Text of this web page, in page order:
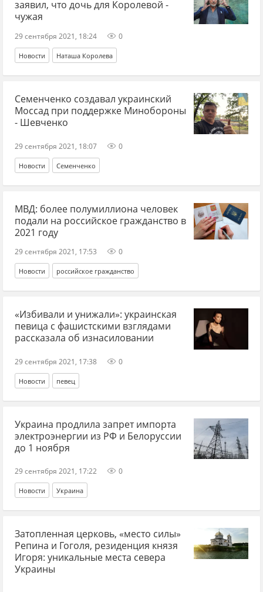
заявил, что дочь для Королевой -
чужая
29 сентября 2021, 18:24 0
Новости Наташа Королева
Семенченко создавал украинский
Моссад при поддержке Минобороны
- Шевченко
29 сентября 2021, 18:07 0
Новости Семенченко
МВД: более полумиллиона человек
подали на российское гражданство в
2021 году
29 сентября 2021, 17:53 0
Новости российское гражданство
«Избивали и унижали»: украинская
певица с фашистскими взглядами
рассказала об изнасиловании
29 сентября 2021, 17:38 0
Новости певец
Украина продлила запрет импорта
электроэнергии из РФ и Белоруссии
до 1 ноября
29 сентября 2021, 17:22 0
Новости Украина
Затопленная церковь, «место силы»
Репина и Гоголя, резиденция князя
Игоря: уникальные места севера
Украины